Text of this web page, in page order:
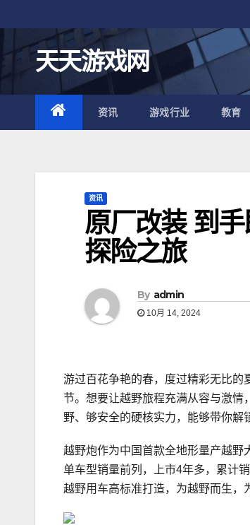
至
内
容
天天游戏网
资讯 游戏行业 教育
资讯
原厂改装 到
探险之旅
By admin
10月 14, 2024
游过百花争艳的春，度过精彩无比的
节。想要让越野旅程充满从容与激情
野、够安全的硬核实力，能够带你解
越野炮作为中国首款全地形量产越野
单车型销量前列，上市4年多，累计
越野用车高标准打造，为越野而生，